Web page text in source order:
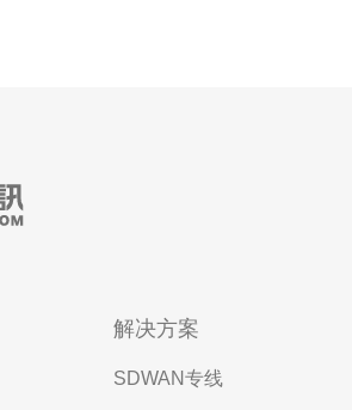
解决方案
SDWAN专线